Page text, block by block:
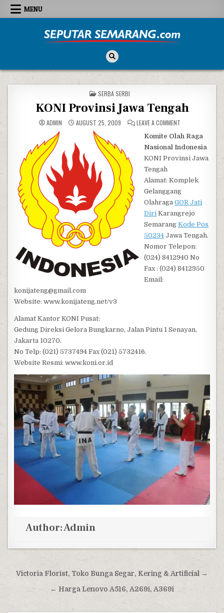
Skip to content
MENU
POSTED IN
SERBA SERBI
KONI Provinsi Jawa Tengah
ADMIN AUGUST 25, 2009 LEAVE A COMMENTON KONI
Komite Olah Raga
Nasional Indonesia
KONI Provinsi Jawa
Tengah
Alamat: Komplek
Gelanggang
OlahragaGOR Jati
Diri Karangrejo
SemarangKode Pos
50234 Jawa Tengah.
Nomor Telepon:
(024) 8412940 No
Fax : (024) 8412950
Email:
konijateng@gmail.com
Website: www.konijateng.net/v3
Alamat Kantor KONI Pusat:
Gedung Direksi Gelora Bungkarno, Jalan Pintu 1 Senayan,
Jakarta 10270.
No Telp: (021) 5737494 Fax (021) 5732416.
Website Resmi: www.koni.or.id
Author:Admin
Post navigation
Victoria Florist, Toko Bunga Segar, Kering & Artificial →
← Harga Lenovo A516, A269i, A369i